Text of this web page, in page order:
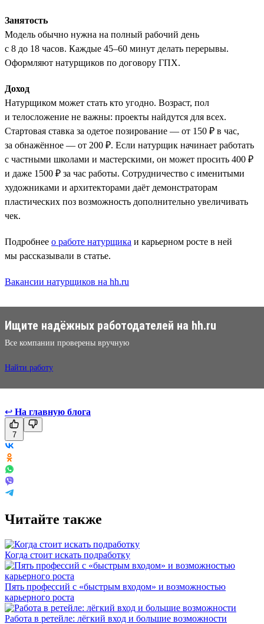
Занятость
Модель обычно нужна на полный рабочий день
с 8 до 18 часов. Каждые 45–60 минут делать перерывы.
Оформляют натурщиков по договору ГПХ.
Доход
Натурщиком может стать кто угодно. Возраст, пол
и телосложение не важны: проекты найдутся для всех.
Стартовая ставка за одетое позирование — от 150 ₽ в час,
за обнажённое — от 200 ₽. Если натурщик начинает работать
с частными школами и мастерскими, он может просить 400 ₽
и даже 1500 ₽ за час работы. Сотрудничество с именитыми
художниками и архитекторами даёт демонстраторам
пластических поз возможность дополнительно увеличивать
чек.
Подробнее о работе натурщика и карьерном росте в ней
мы рассказывали в статье.
Вакансии натурщиков на hh.ru
Ищите надёжных работодателей на hh.ru
Все компании проверены вручную
Найти работу
↩ На главную блога
7
Читайте также
Когда стоит искать подработку
Пять профессий с «быстрым входом» и возможностью
карьерного роста
Работа в ретейле: лёгкий вход и большие возможности